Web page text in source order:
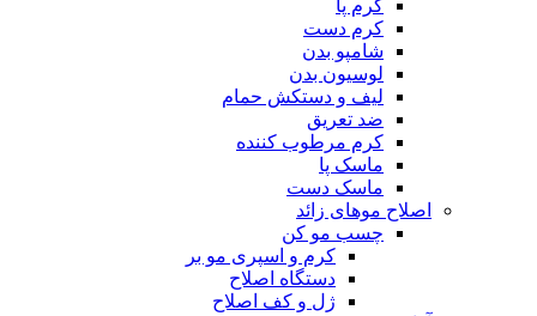
کرم پا
کرم دست
شامپو بدن
لوسیون بدن
لیف و دستکش حمام
ضد تعریق
کرم مرطوب کننده
ماسک پا
ماسک دست
اصلاح موهای زائد
چسب مو کن
کرم و اسپری مو بر
دستگاه اصلاح
ژل و کف اصلاح